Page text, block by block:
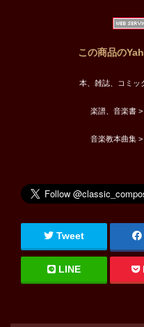
この商品の
本、雑誌、コミッ
楽譜、音楽書
音楽教本曲集
Tweet
LINE